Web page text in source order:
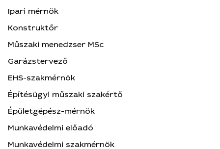
Ipari mérnök
Konstruktőr
Műszaki menedzser MSc
Garázstervező
EHS-szakmérnök
Építésügyi műszaki szakértő
Épületgépész-mérnök
Munkavédelmi előadó
Munkavédelmi szakmérnök